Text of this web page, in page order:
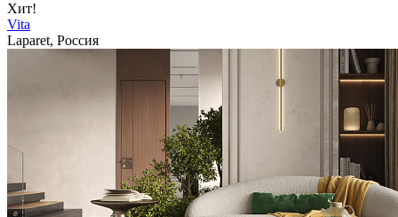
Хит!
Vita
Laparet, Россия